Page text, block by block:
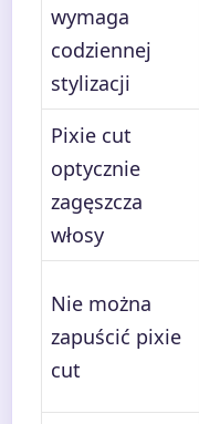
wymaga
codziennej
stylizacji
Pixie cut
optycznie
zagęszcza
włosy
Nie można
zapuścić pixie
cut